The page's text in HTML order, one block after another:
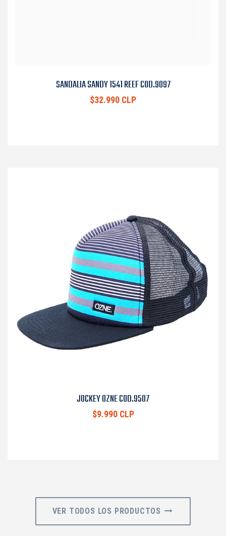
SANDALIA SANDY 1541 REEF COD.9097
$32.990 CLP
JOCKEY OZNE COD.9507
$9.990 CLP
VER TODOS LOS PRODUCTOS